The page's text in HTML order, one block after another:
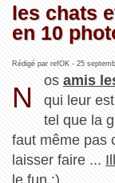
les chats
en 10
Rédigé par refOK - 25
N
osamis
qui leur
tel que la
faut même pas
laisser faire ...
le fun :)